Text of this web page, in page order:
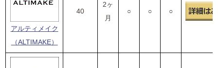
アルティメイク
（ALTIMAKE）
40
2ヶ
月
○ ○ ○